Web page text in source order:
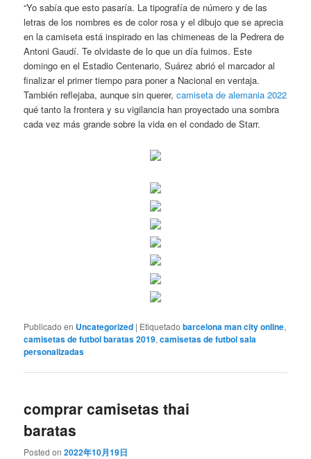
“Yo sabía que esto pasaría. La tipografía de número y de las
letras de los nombres es de color rosa y el dibujo que se aprecia
en la camiseta está inspirado en las chimeneas de la Pedrera de
Antoni Gaudí. Te olvidaste de lo que un día fuimos. Este
domingo en el Estadio Centenario, Suárez abrió el marcador al
finalizar el primer tiempo para poner a Nacional en ventaja.
También reflejaba, aunque sin querer,camiseta de alemania 2022
qué tanto la frontera y su vigilancia han proyectado una sombra
cada vez más grande sobre la vida en el condado de Starr.
Publicado en Uncategorized | Etiquetado barcelona man city online,
camisetas de futbol baratas 2019,camisetas de futbol sala
personalizadas
comprar camisetas thai
baratas
Posted on2022年10月19日